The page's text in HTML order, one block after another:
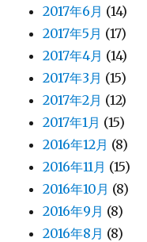
2017年6月 (14)
2017年5月 (17)
2017年4月 (14)
2017年3月 (15)
2017年2月 (12)
2017年1月 (15)
2016年12月 (8)
2016年11月 (15)
2016年10月 (8)
2016年9月 (8)
2016年8月 (8)